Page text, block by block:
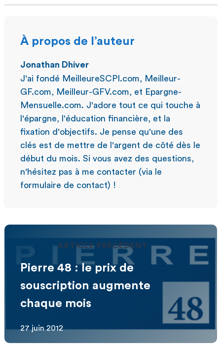
À propos de l’auteur
Jonathan Dhiver
J'ai fondé MeilleureSCPI.com, Meilleur-
GF.com, Meilleur-GFV.com, et Epargne-
Mensuelle.com. J'adore tout ce qui touche à
l'épargne, l'éducation financière, et la
fixation d'objectifs. Je pense qu'une des
clés est de mettre de l'argent de côté dès le
début du mois. Si vous avez des questions,
n'hésitez pas à me contacter (via le
formulaire de contact) !
ARTICLE PRÉCÉDENT
Pierre 48 : le prix de
souscription augmente
chaque mois
27 juin 2012